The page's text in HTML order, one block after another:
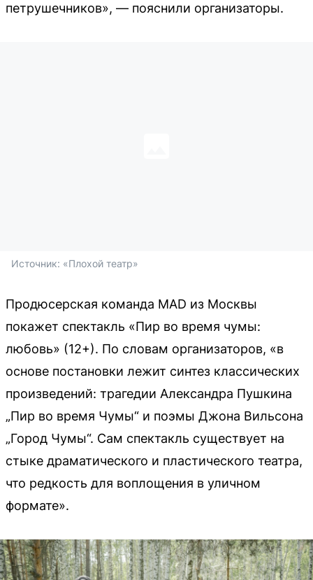
петрушечников», — пояснили организаторы.
Источник: «Плохой театр»
Продюсерская команда MAD из Москвы
покажет спектакль «Пир во время чумы:
любовь» (12+). По словам организаторов, «в
основе постановки лежит синтез классических
произведений: трагедии Александра Пушкина
„Пир во время Чумы“ и поэмы Джона Вильсона
„Город Чумы“. Сам спектакль существует на
стыке драматического и пластического театра,
что редкость для воплощения в уличном
формате».